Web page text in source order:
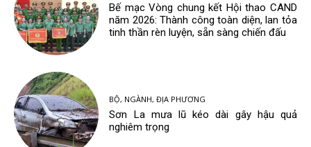
Bế mạc Vòng chung kết Hội thao CAND
năm 2026: Thành công toàn diện, lan tỏa
tinh thần rèn luyện, sẵn sàng chiến đấu
BỘ, NGÀNH, ĐỊA PHƯƠNG
Sơn La mưa lũ kéo dài gây hậu quả
nghiêm trọng